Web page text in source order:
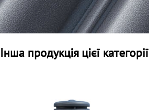
Інша продукція цієї категорії